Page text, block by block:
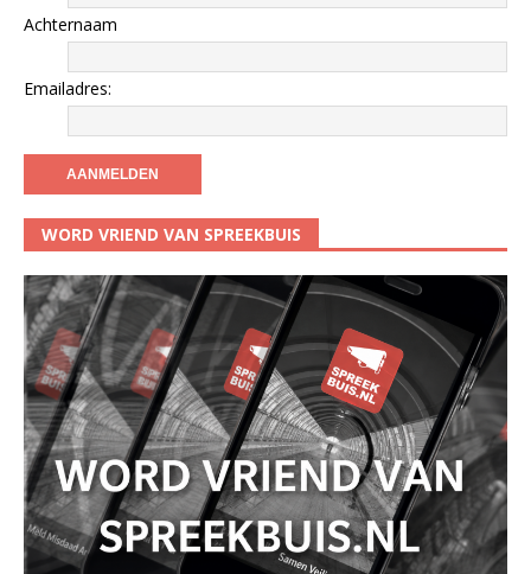
Achternaam
Emailadres:
WORD VRIEND VAN SPREEKBUIS